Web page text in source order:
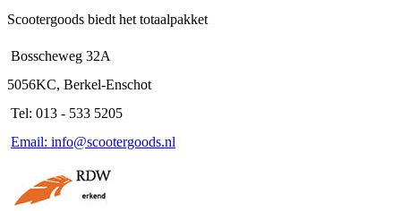
Scootergoods biedt het totaalpakket
Bosscheweg 32A
5056KC, Berkel-Enschot
Tel: 013 - 533 5205
Email: info@scootergoods.nl